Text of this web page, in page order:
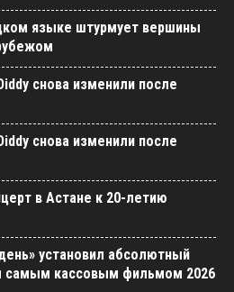
языке штурмует вершины
снова изменили после
снова изменили после
в Астане к 20-летию
установил абсолютный
самым кассовым фильмом 2026